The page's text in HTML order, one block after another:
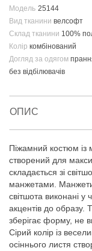
Модель 25144
Вид тканини велсофт
Склад тканини 100%
Колір комбінований
Догляд за одягом
без відбілювачів
ОПИС
Піжамний костюм із
створений для
складається зі
манжетами. Манжети
світшота виконані
акцентів до образу.
зберігає форму, не
Сірий колір із
осіннього листя